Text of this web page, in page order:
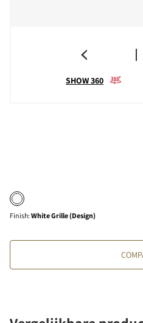
SHOW 360
Finish: White Grille (Design)